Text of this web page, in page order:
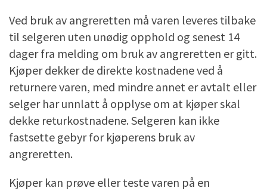
Ved bruk av angreretten må varen leveres tilbake
til selgeren uten unødig opphold og senest 14
dager fra melding om bruk av angreretten er gitt.
Kjøper dekker de direkte kostnadene ved å
returnere varen, med mindre annet er avtalt eller
selger har unnlatt å opplyse om at kjøper skal
dekke returkostnadene. Selgeren kan ikke
fastsette gebyr for kjøperens bruk av
angreretten.
Kjøper kan prøve eller teste varen på en